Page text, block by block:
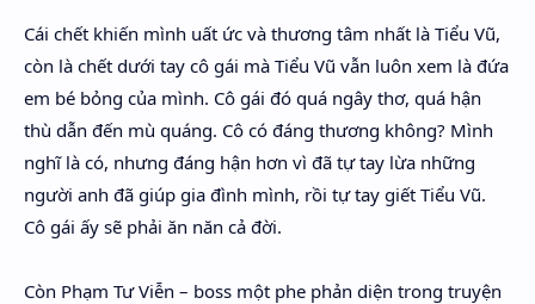
Cái chết khiến mình uất ức và thương tâm nhất là Tiểu Vũ,
còn là chết dưới tay cô gái mà Tiểu Vũ vẫn luôn xem là đứa
em bé bỏng của mình. Cô gái đó quá ngây thơ, quá hận
thù dẫn đến mù quáng. Cô có đáng thương không? Mình
nghĩ là có, nhưng đáng hận hơn vì đã tự tay lừa những
người anh đã giúp gia đình mình, rồi tự tay giết Tiểu Vũ.
Cô gái ấy sẽ phải ăn năn cả đời.
Còn Phạm Tư Viễn – boss một phe phản diện trong truyện